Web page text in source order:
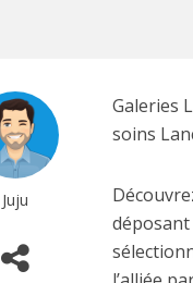
Juju
Galeries
soins